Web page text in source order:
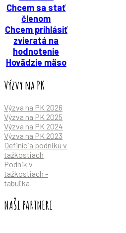
Chcem sa stať
členom
Chcem prihlásiť
zvieratá na
hodnotenie
Hovädzie mäso
Výzvy na PK
Výzva na PK 2026
Výzva na PK 2025
Výzva na PK 2024
Výzva na PK 2023
Definícia podniku v
tažkostiach
Podnik v
tažkostiach -
tabuľka
NAŠI PARTNERI